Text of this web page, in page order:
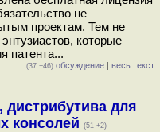
не
проектам. Тем не
которые
патента...
(37 +46) обсуждение | весь текст
дистрибутива для
консолей (51 +2)